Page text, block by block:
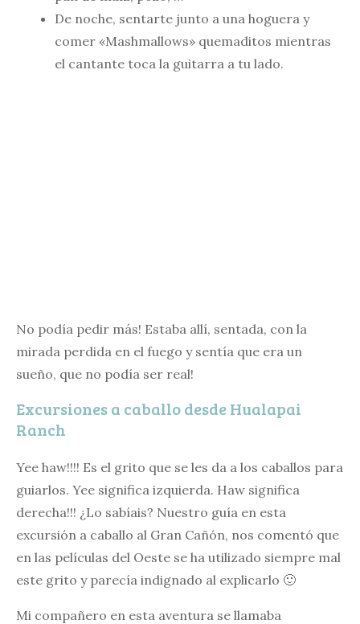
De noche, sentarte junto a una hoguera y
comer «Mashmallows» quemaditos mientras
el cantante toca la guitarra a tu lado.
No podía pedir más! Estaba allí, sentada, con la
mirada perdida en el fuego y sentía que era un
sueño, que no podía ser real!
Excursiones a caballo desde Hualapai
Ranch
Yee haw!!!! Es el grito que se les da a los caballos para
guiarlos. Yee significa izquierda. Haw significa
derecha!!! ¿Lo sabíais? Nuestro guía en esta
excursión a caballo al Gran Cañón, nos comentó que
en las películas del Oeste se ha utilizado siempre mal
este grito y parecía indignado al explicarlo 🙂
Mi compañero en esta aventura se llamaba